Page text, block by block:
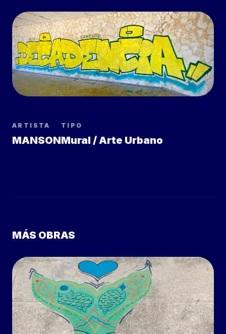
ARTISTA
MANSON
TIPO
Mural / Arte Urbano
MÁS OBRAS